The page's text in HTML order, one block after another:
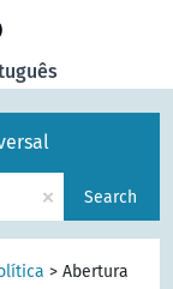
× Search
>Abertura